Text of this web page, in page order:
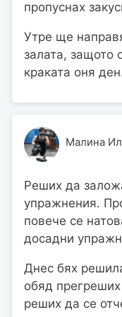
пропуснах
Утре ще
залата, защото
краката оня
Малина
Реших да
упражнения.
повече се
досадни
Днес бях
обяд
реших да се